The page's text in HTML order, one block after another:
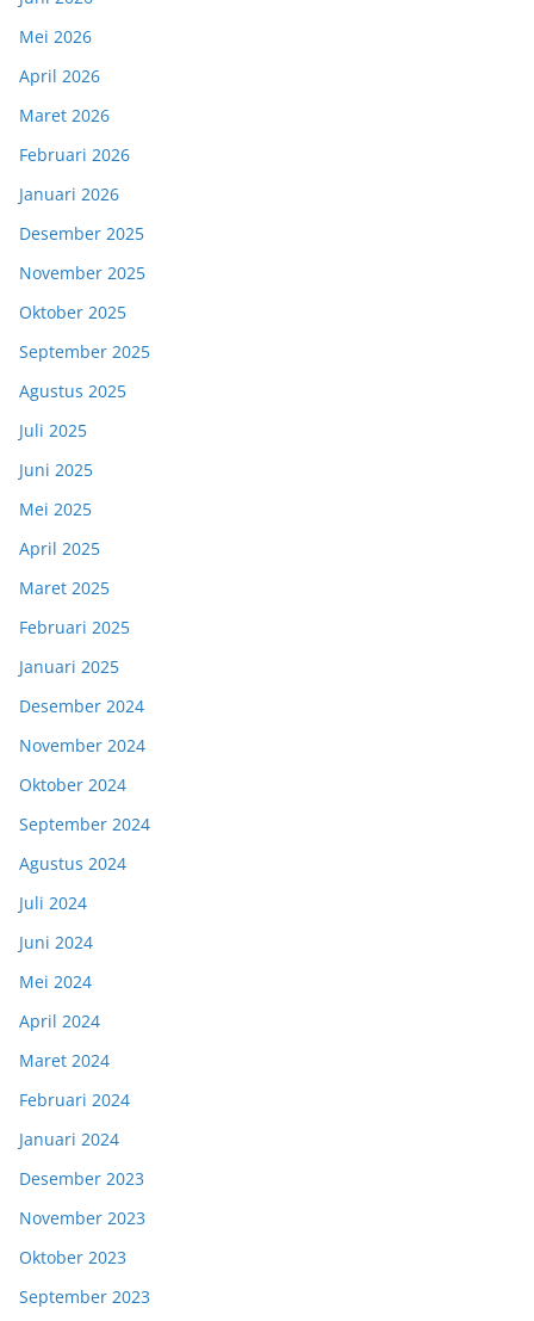
Mei 2026
April 2026
Maret 2026
Februari 2026
Januari 2026
Desember 2025
November 2025
Oktober 2025
September 2025
Agustus 2025
Juli 2025
Juni 2025
Mei 2025
April 2025
Maret 2025
Februari 2025
Januari 2025
Desember 2024
November 2024
Oktober 2024
September 2024
Agustus 2024
Juli 2024
Juni 2024
Mei 2024
April 2024
Maret 2024
Februari 2024
Januari 2024
Desember 2023
November 2023
Oktober 2023
September 2023